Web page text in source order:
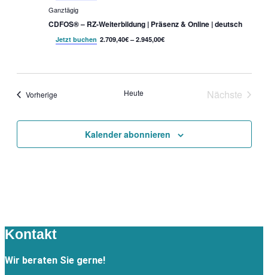
Ganztägig
CDFOS® – RZ-Weiterbildung | Präsenz & Online | deutsch
Jetzt buchen 2.709,40€ – 2.945,00€
VorherigeVeranstaltungen Heute
Nächste
Kalender abonnieren
Kontakt
Wir beraten Sie gerne!